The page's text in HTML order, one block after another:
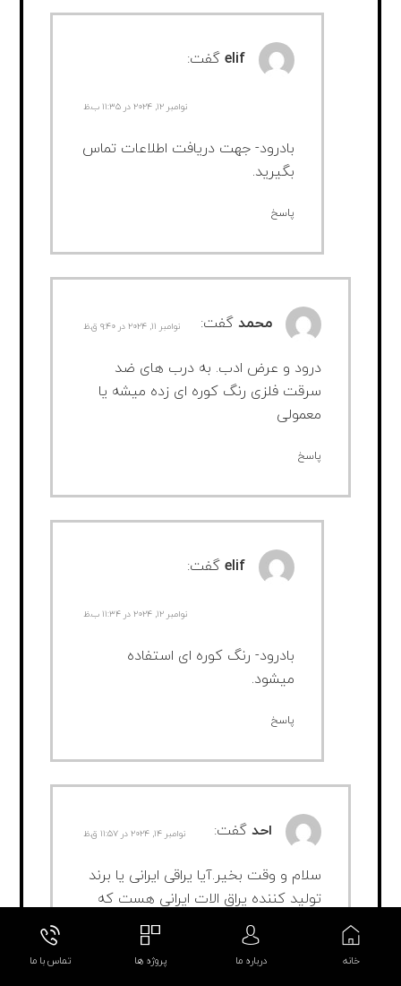
elif گفت:
نوامبر ۱۲, ۲۰۲۴ در ۱۱:۳۵ ب.ظ
بادرود- جهت دریافت اطلاعات تماس
بگیرید.
پاسخ
محمد گفت: نوامبر ۱۱, ۲۰۲۴ در ۹:۴۰ ق.ظ
درود و عرض ادب. به درب های ضد
سرقت فلزی رنگ کوره ای زده میشه یا
معمولی
پاسخ
elif گفت:
نوامبر ۱۲, ۲۰۲۴ در ۱۱:۳۴ ب.ظ
بادرود- رنگ کوره ای استفاده
میشود.
پاسخ
احد گفت: نوامبر ۱۴, ۲۰۲۴ در ۱۱:۵۷ ق.ظ
سلام و وقت بخیر.آیا یراقی ایرانی یا برند
تولید کننده یراق الات ایرانی هست که
رقیب تولیدات خارجی از جمله ترک
باشه.ه برای درب حریق و درب ضد سرقت
خانه درباره ما پروژه ها تماس با ما